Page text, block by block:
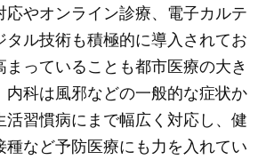
応やオンライン診療、電子カルテ
タル技術も積極的に導入されてお
まっていることも都市医療の大き
内科は風邪などの一般的な症状か
活習慣病にまで幅広く対応し、健
種など予防医療にも力を入れてい